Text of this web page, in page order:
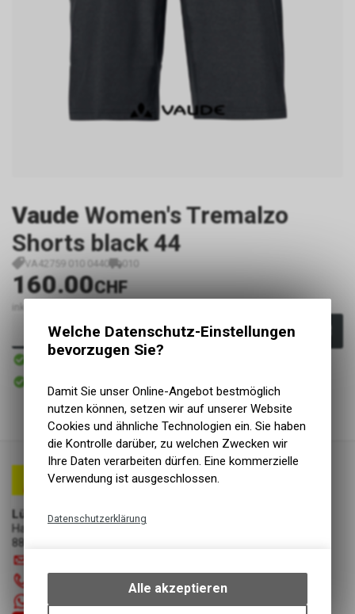
Vaude Women's Tremalzo
Shorts black 44
VA42759 010 0440 010
160.00CHF
inkl. MwSt., zzgl.
In den Warenkorb
Sofort verfügbar
Abholung Lüscher Motor- & Bike World
Lüscher Motor- & Bike World
Hauptstrasse 29a
8867 Niederurnen
+41 55 6103131
Welche Datenschutz-Einstellungen
bevorzugen Sie?
Damit Sie unser Online-Angebot bestmöglich
nutzen können, setzen wir auf unserer Website
Cookies und ähnliche Technologien ein. Sie haben
die Kontrolle darüber, zu welchen Zwecken wir
Ihre Daten verarbeiten dürfen. Eine kommerzielle
Verwendung ist ausgeschlossen.
Datenschutzerklärung
bestimmte Interaktionen und
Einstellungen auf Ihrem Gerät,
Alle akzeptieren